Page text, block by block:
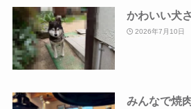
かわいい犬
2026年7月10日
みんなで焼